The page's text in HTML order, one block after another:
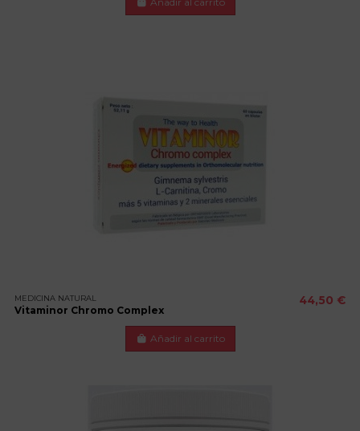
MEDICINA NATURAL
Vitaminor Chromo Complex
44,50 €
Añadir al carrito